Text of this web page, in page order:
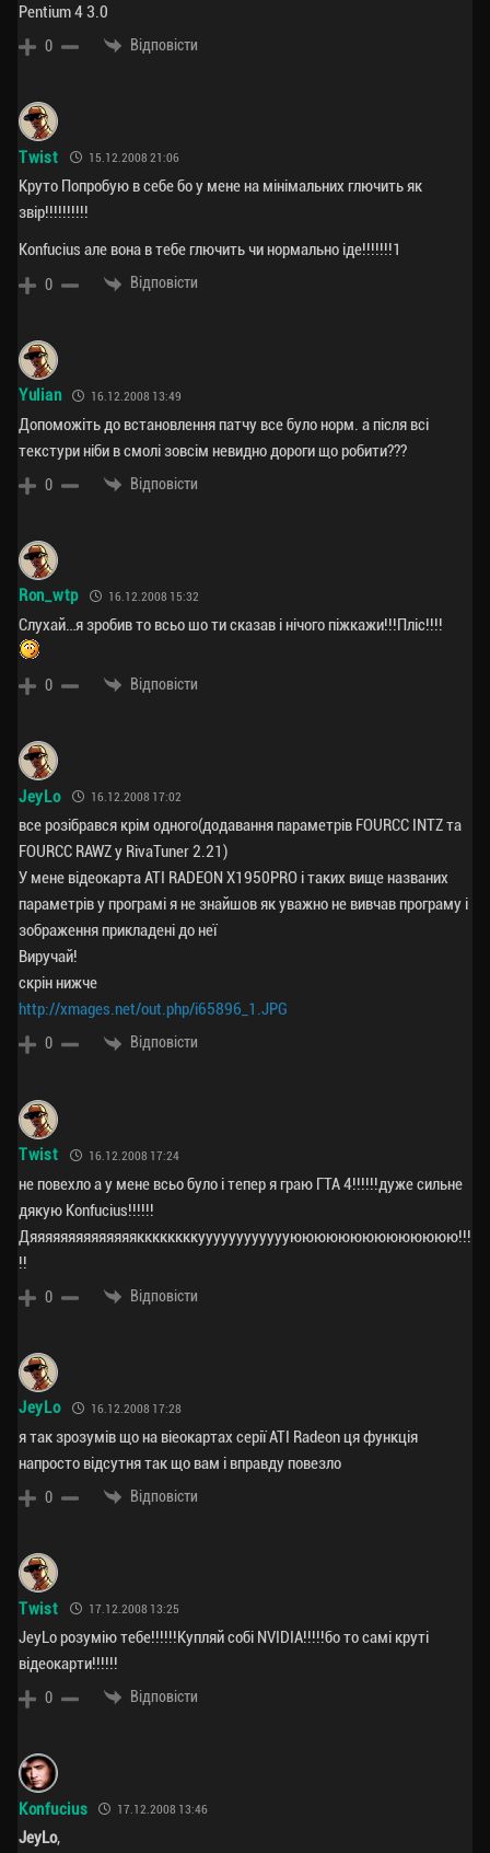
Pentium 4 3.0
0 Відповісти
Twist 15.12.2008 21:06
Круто Попробую в себе бо у мене на мінімальних глючить як
звір!!!!!!!!!!
Konfucius але вона в тебе глючить чи нормально іде!!!!!!!1
0 Відповісти
Yulian 16.12.2008 13:49
Допоможіть до встановлення патчу все було норм. а після всі
текстури ніби в смолі зовсім невидно дороги що робити???
0 Відповісти
Ron_wtp 16.12.2008 15:32
Слухай…я зробив то всьо шо ти сказав і нічого піжкажи!!!Пліс!!!!
0 Відповісти
JeyLo 16.12.2008 17:02
все розібрався крім одного(додавання параметрів FOURCC INTZ та
FOURCC RAWZ у RivaTuner 2.21)
У мене відеокарта ATI RADEON X1950PRO і таких вище названих
параметрів у програмі я не знайшов як уважно не вивчав програму і
зображення прикладені до неї
Виручай!
скрін нижче
http://xmages.net/out.php/i65896_1.JPG
0 Відповісти
Twist 16.12.2008 17:24
не повехло а у мене всьо було і тепер я граю ГТА 4!!!!!!дуже сильне
дякую Konfucius!!!!!!
Дяяяяяяяяяяяяяяккккккккууууууууууууюююююююююююююю!!!
!!
0 Відповісти
JeyLo 16.12.2008 17:28
я так зрозумів що на віеокартах серії ATI Radeon ця функція
напросто відсутня так що вам і вправду повезло
0 Відповісти
Twist 17.12.2008 13:25
JeyLo розумію тебе!!!!!!Купляй собі NVIDIA!!!!!бо то самі круті
відеокарти!!!!!!
0 Відповісти
Konfucius 17.12.2008 13:46
JeyLo,